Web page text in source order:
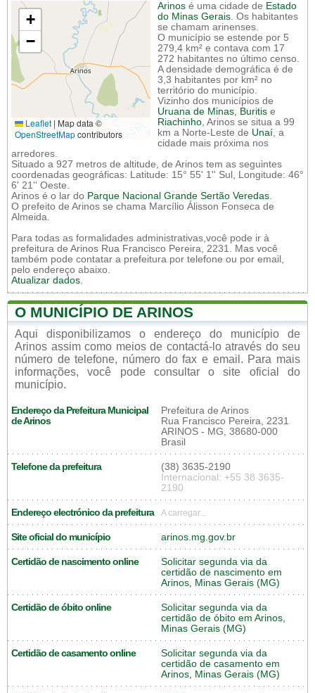
+
−
Leaflet | Map data ©
OpenStreetMapcontributors
Arinos é uma cidade de Estado
do Minas Gerais. Os habitantes
se chamam arinenses.
O município se estende por 5
279,4 km² e contava com 17
272 habitantes no último censo.
A densidade demográfica é de
3,3 habitantes por km² no
território do município.
Vizinho dos municípios de
Uruana de Minas, Buritis e
Riachinho, Arinos se situa a 99
km a Norte-Leste de Unaí, a
cidade mais próxima nos
arredores.
Situado a 927 metros de altitude, de Arinos tem as seguintes
coordenadas geográficas: Latitude: 15° 55' 1'' Sul, Longitude: 46°
6' 21'' Oeste.
Arinos é o lar do Parque Nacional Grande Sertão Veredas.
O prefeito de Arinos se chama Marcílio Álisson Fonseca de
Almeida.
Para todas as formalidades administrativas,você pode ir à
prefeitura de Arinos Rua Francisco Pereira, 2231. Mas você
também pode contatar a prefeitura por telefone ou por email,
pelo endereço abaixo.
Atualizar dados.
O MUNICÍPIO DE ARINOS
Aqui disponibilizamos o endereço do município de
Arinos assim como meios de contactá-lo através do seu
número de telefone, número do fax e email. Para mais
informações, você pode consultar o site oficial do
município.
Endereço da Prefeitura Municipal
de Arinos
Prefeitura de Arinos
Rua Francisco Pereira, 2231
ARINOS - MG, 38680-000
Brasil
Telefone da prefeitura
(38) 3635-2190
Internacional: +55 38 3635-
2190
Endereço electrónico da prefeitura A carregar...
Site oficial do município arinos.mg.gov.br
Certidão de nascimento online
Solicitar segunda via da
certidão de nascimento em
Arinos, Minas Gerais (MG)
Certidão de óbito online
Solicitar segunda via da
certidão de óbito em Arinos,
Minas Gerais (MG)
Certidão de casamento online
Solicitar segunda via da
certidão de casamento em
Arinos, Minas Gerais (MG)